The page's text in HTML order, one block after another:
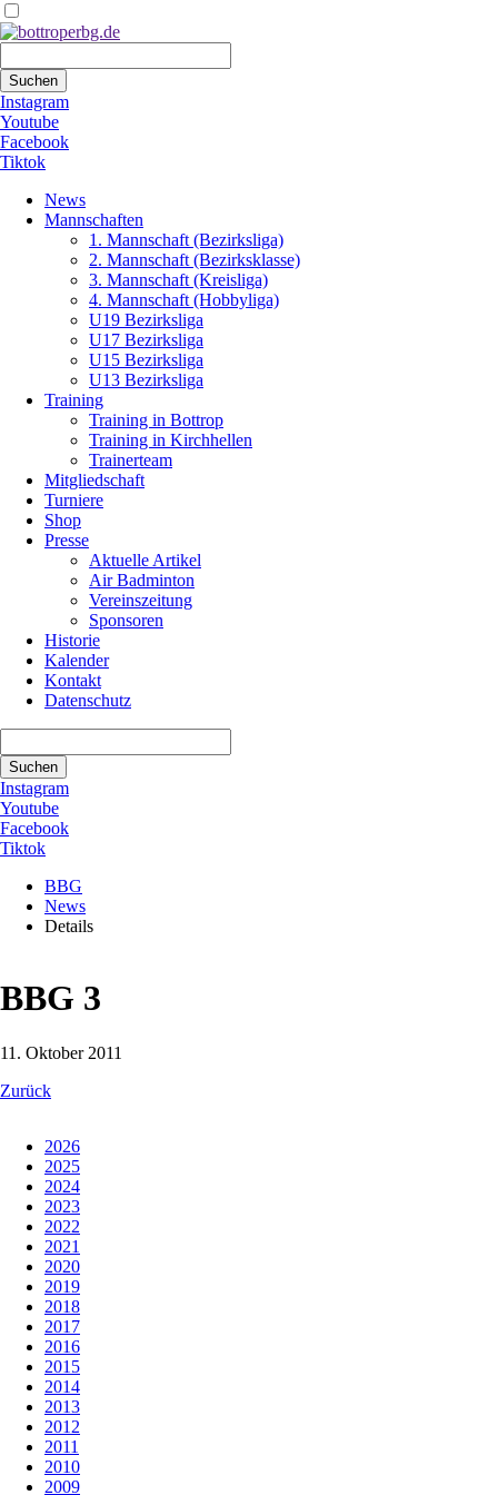
Suchen
Instagram
Youtube
Facebook
Tiktok
überspringen
News
Mannschaften
1. Mannschaft (Bezirksliga)
2. Mannschaft (Bezirksklasse)
3. Mannschaft (Kreisliga)
4. Mannschaft (Hobbyliga)
U19 Bezirksliga
U17 Bezirksliga
U15 Bezirksliga
U13 Bezirksliga
Training
Training in Bottrop
Training in Kirchhellen
Trainerteam
Mitgliedschaft
Turniere
Shop
Presse
Aktuelle Artikel
Air Badminton
Vereinszeitung
Sponsoren
Historie
Kalender
Kontakt
Datenschutz
Suchen
Instagram
Youtube
Facebook
Tiktok
BBG
News
Details
BBG 3
11. Oktober 2011
Zurück
2026
2025
2024
2023
2022
2021
2020
2019
2018
2017
2016
2015
2014
2013
2012
2011
2010
2009